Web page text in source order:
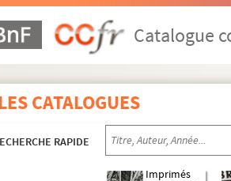
Catalogue
CATALOGUES
RAPIDE
Imprimés